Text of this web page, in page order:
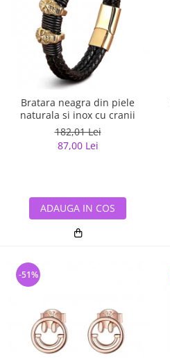
Bratara neagra din piele
naturala si inox cu cranii
182,01 Lei
87,00 Lei
ADAUGA IN COS
-51%